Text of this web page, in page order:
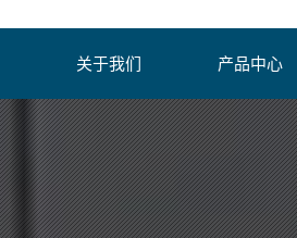
关于我们 产品中心